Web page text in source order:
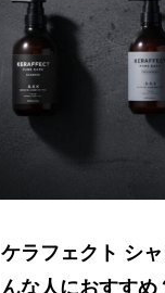
ケラフェクト シ
んな人におすす